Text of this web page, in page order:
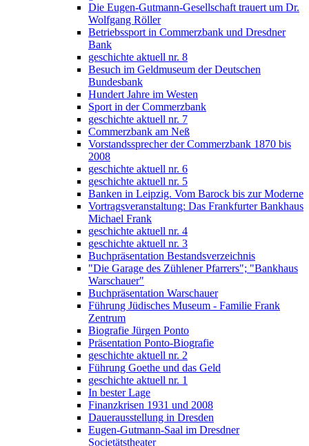
Die Eugen-Gutmann-Gesellschaft trauert um Dr.
Wolfgang Röller
Betriebssport in Commerzbank und Dresdner
Bank
geschichte aktuell nr. 8
Besuch im Geldmuseum der Deutschen
Bundesbank
Hundert Jahre im Westen
Sport in der Commerzbank
geschichte aktuell nr. 7
Commerzbank am Neß
Vorstandssprecher der Commerzbank 1870 bis
2008
geschichte aktuell nr. 6
geschichte aktuell nr. 5
Banken in Leipzig. Vom Barock bis zur Moderne
Vortragsveranstaltung: Das Frankfurter Bankhaus
Michael Frank
geschichte aktuell nr. 4
geschichte aktuell nr. 3
Buchpräsentation Bestandsverzeichnis
"Die Garage des Zühlener Pfarrers"; "Bankhaus
Warschauer"
Buchpräsentation Warschauer
Führung Jüdisches Museum - Familie Frank
Zentrum
Biografie Jürgen Ponto
Präsentation Ponto-Biografie
geschichte aktuell nr. 2
Führung Goethe und das Geld
geschichte aktuell nr. 1
In bester Lage
Finanzkrisen 1931 und 2008
Dauerausstellung in Dresden
Eugen-Gutmann-Saal im Dresdner
Societätstheater